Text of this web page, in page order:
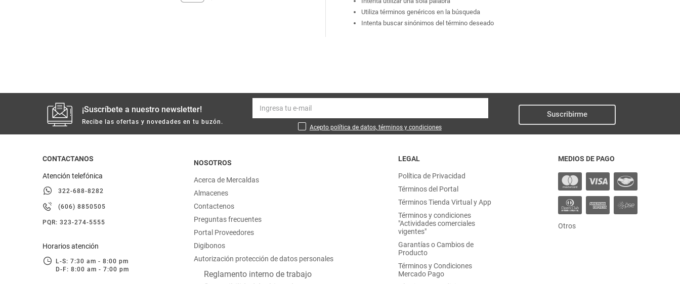
mascotas
cuidado personal
otros
tecnología
Utiliza términos genéricos en la búsqueda
Intenta buscar sinónimos del término deseado
¡Suscríbete a nuestro newsletter!
Recibe las ofertas y novedades en tu buzón.
Acepto política de datos, términos y condiciones
Suscribirme
CONTACTANOS
Atención telefónica
322-688-8282
(606) 8850505
PQR: 323-274-5555
Horarios atención
L-S: 7:30 am - 8:00 pm
D-F: 8:00 am - 7:00 pm
NOSOTROS
Acerca de Mercaldas
Almacenes
Contactenos
Preguntas frecuentes
Portal Proveedores
Digibonos
Autorización protección de datos personales
Reglamento interno de trabajo
LEGAL
Política de Privacidad
Términos del Portal
Términos Tienda Virtual y App
Términos y condiciones
"Actividades comerciales
vigentes"
Garantías o Cambios de
Producto
Términos y Condiciones
Mercado Pago
MEDIOS DE PAGO
Otros